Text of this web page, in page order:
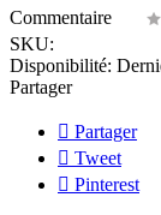
Commentaire
SKU:
Disponibilité:
Partager
Partager
Tweet
Pinterest